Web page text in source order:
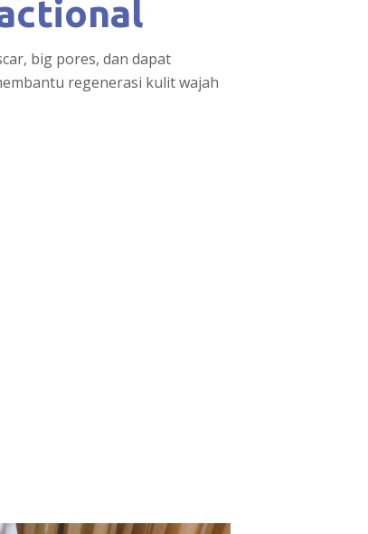
big pores, dan dapat
regenerasi kulit wajah